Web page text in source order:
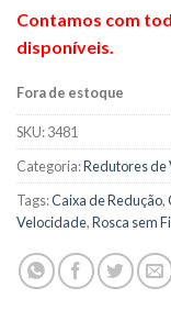
Contamos com
disponíveis.
Fora de estoque
SKU:3481
Categoria:Redutores de
Tags:Caixa de Redução,
Velocidade,Rosca sem